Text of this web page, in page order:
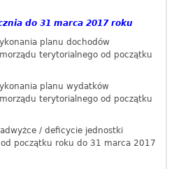
do 31 marca 2017 roku
planu dochodów
terytorialnego od początku
planu wydatków
terytorialnego od początku
/ deficycie jednostki
początku roku do 31 marca 2017